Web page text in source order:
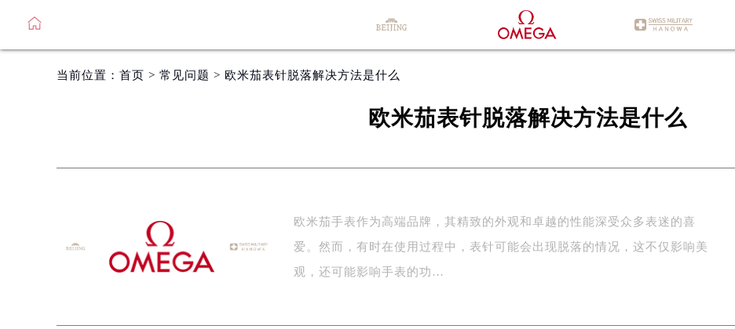
当前位置： 首页 > 常见问题 > 欧米茄表针脱落解决方法是什么
欧米茄表针脱落解决方法是什么
欧米茄手表作为高端品牌，其精致的外观和卓越的性能深受众多表迷的喜
爱。然而，有时在使用过程中，表针可能会出现脱落的情况，这不仅影响美
观，还可能影响手表的功…